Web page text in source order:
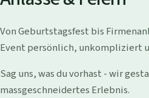
i
s
h
o
Von Geburtstagsfest bis
Event persönlich, unkompliziert
Sag uns, was du vorhast - wir
massgeschneidertes Erlebnis.